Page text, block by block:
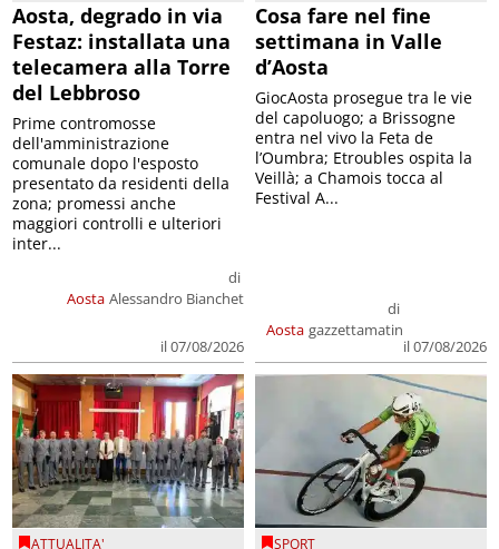
Aosta, degrado in via
Festaz: installata una
telecamera alla Torre
del Lebbroso
Aosta
di
Alessandro Bianchet
il 07/08/2026
Prime contromosse
dell'amministrazione
comunale dopo l'esposto
presentato da residenti della
zona; promessi anche
maggiori controlli e ulteriori
inter...
Cosa fare nel fine
settimana in Valle
d’Aosta
Aosta
di
gazzettamatin
il 07/08/2026
GiocAosta prosegue tra le vie
del capoluogo; a Brissogne
entra nel vivo la Feta de
l’Oumbra; Etroubles ospita la
Veillà; a Chamois tocca al
Festival A...
ATTUALITA' SPORT